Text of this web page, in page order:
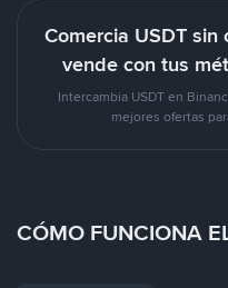
Comercia USDT
vende con tus
Intercambia USDT en
mejores ofertas
CÓMO FUNCIONA